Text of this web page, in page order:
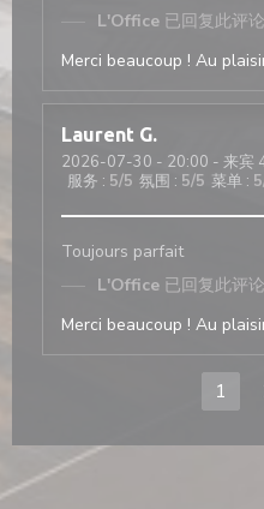
L'Office 已回复此评论
Merci beaucoup ! Au
Laurent G
2026-07-30 - 20:00 - 来宾
服务 : 5/5 氛围 : 5/5 菜单 : 5
Toujours parfait
L'Office 已回复此评论
Merci beaucoup ! Au
1